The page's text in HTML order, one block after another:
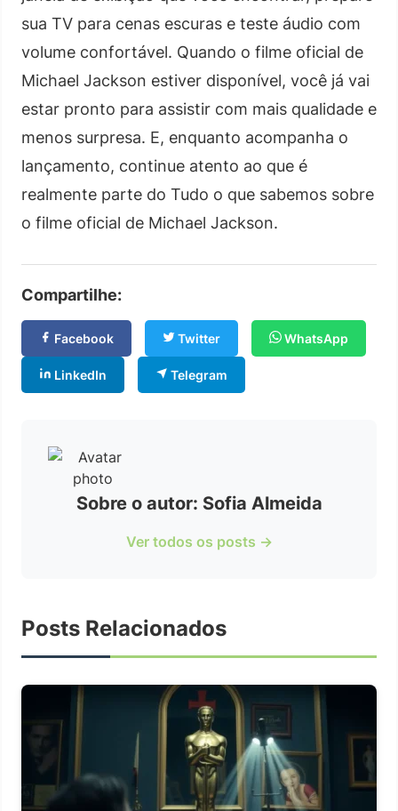
sua TV para cenas escuras e teste áudio com
volume confortável. Quando o filme oficial de
Michael Jackson estiver disponível, você já vai
estar pronto para assistir com mais qualidade e
menos surpresa. E, enquanto acompanha o
lançamento, continue atento ao que é
realmente parte do Tudo o que sabemos sobre
o filme oficial de Michael Jackson.
Compartilhe:
Facebook Twitter WhatsApp
LinkedIn Telegram
Sobre o autor: Sofia Almeida
Ver todos os posts →
Posts Relacionados